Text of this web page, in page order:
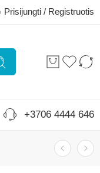
Prisijungti / Registruotis
+3706 4444 646